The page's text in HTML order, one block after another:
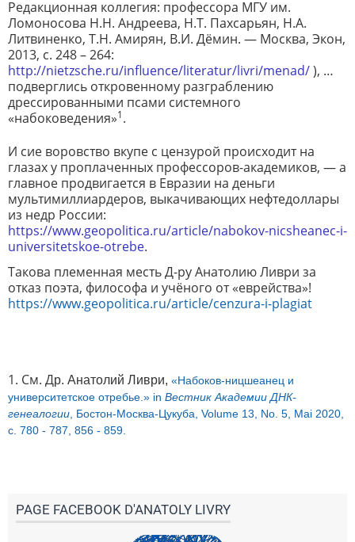
Редакционная коллегия: профессора МГУ им.
Ломоносова Н.Н. Андреева, Н.Т. Пахсарьян, Н.А.
Литвиненко, Т.Н. Амирян, В.И. Дёмин. — Москва, Экон,
2013, c. 248 – 264:
http://nietzsche.ru/influence/literatur/livri/menad/), …
подверглись откровенному разграблению
дрессированными псами системного
«набоковедения»1.
И сие воровство вкупе с цензурой происходит на
глазах у проплаченных профессоров-академиков, — а
главное продвигается в Евразии на деньги
мультимиллиардеров, выкачивающих нефтедоллары
из недр России:
https://www.geopolitica.ru/article/nabokov-nicsheanec-i-
universitetskoe-otrebe.
Такова племенная месть Д-ру Анатолию Ливри за
отказ поэта, философа и учёного от «еврейства»!
https://www.geopolitica.ru/article/cenzura-i-plagiat
1. См. Др. Анатолий Ливри, «Набоков-ницшеанец и
университетское отребье.» in Вестник Академии ДНК-
генеалогии , Бостон-Moсква-Цукуба, Volume 13, No. 5, Mai 2020,
с. 780 - 787, 856 - 859.
PAGE FACEBOOK D'ANATOLY LIVRY